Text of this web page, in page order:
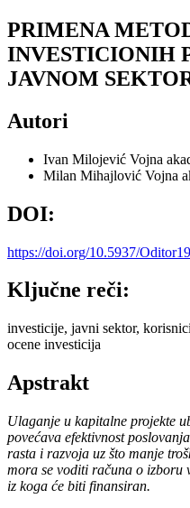
PRIMENA
INVESTICIONIH
JAVNOM
Autori
Ivan Milojević Vojna
Milan Mihajlović Vojna
DOI:
https://doi.org/10.5937/
Ključne reči:
investicije, javni sektor,
ocene investicija
Apstrakt
Ulaganje u kapitalne projekte
povećava efektivnost
rasta i razvoja uz što manje
mora se voditi računa o izboru
iz koga će biti finansiran.